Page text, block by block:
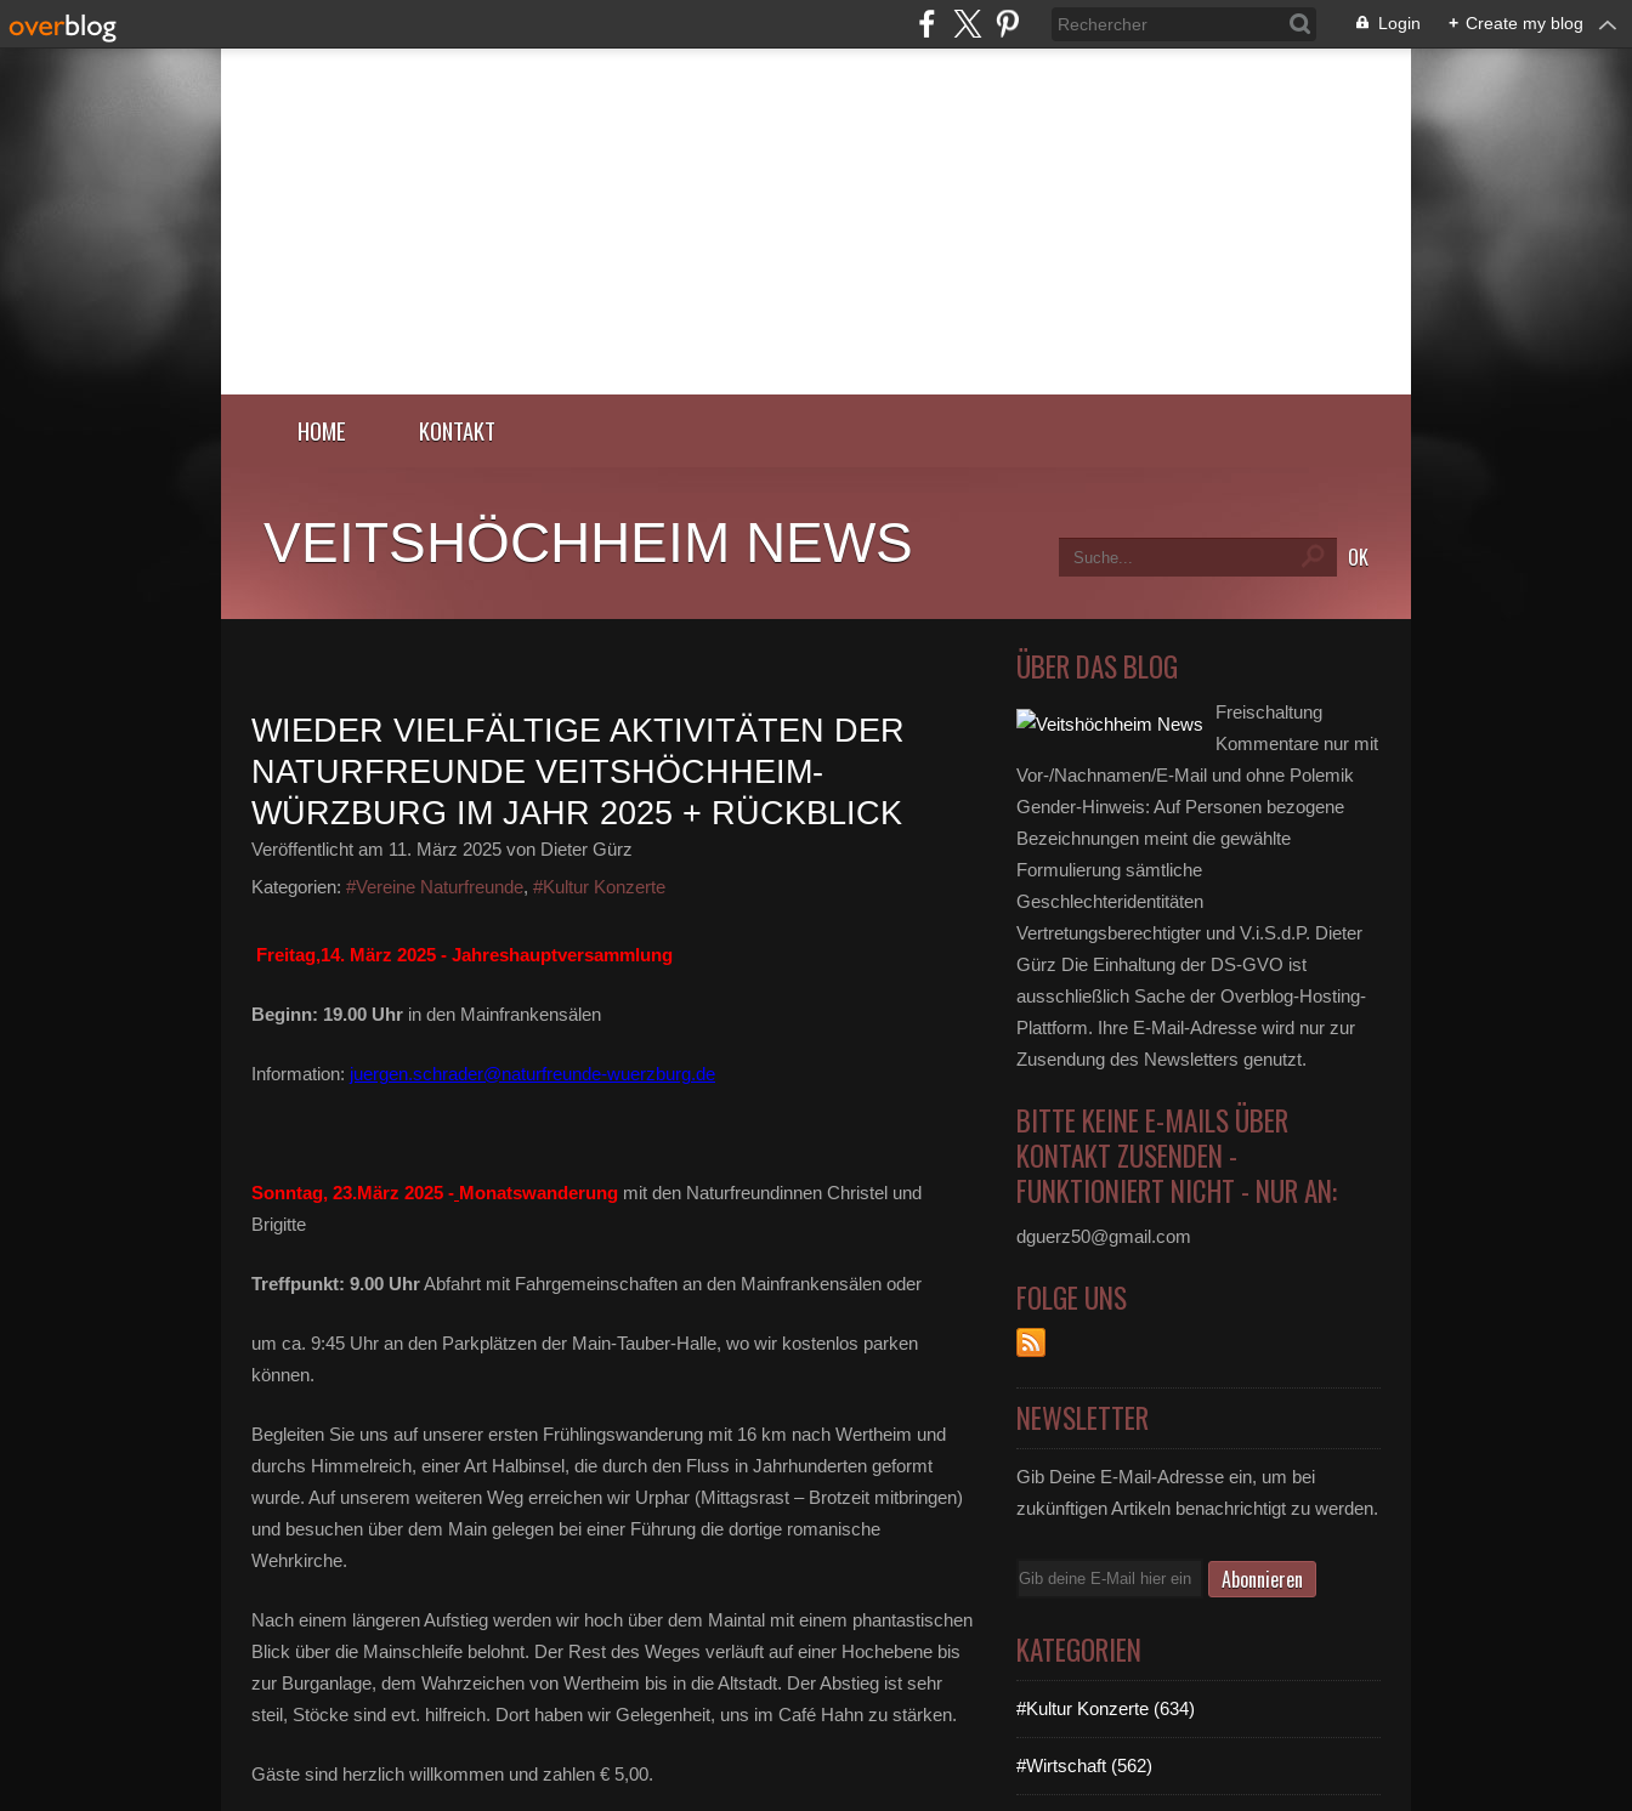
Login + Create my blog
HOME KONTAKT
VEITSHÖCHHEIM NEWS
WIEDER VIELFÄLTIGE AKTIVITÄTEN DER
NATURFREUNDE VEITSHÖCHHEIM-
WÜRZBURG IM JAHR 2025 + RÜCKBLICK
Veröffentlicht am 11. März 2025 von Dieter Gürz
Kategorien: #Vereine Naturfreunde, #Kultur Konzerte
Freitag,14. März 2025 - Jahreshauptversammlung
Beginn: 19.00 Uhr in den Mainfrankensälen
Information: juergen.schrader@naturfreunde-wuerzburg.de
Sonntag, 23.März 2025 - Monatswanderung mit den Naturfreundinnen Christel und
Brigitte
Treffpunkt: 9.00 UhrAbfahrt mit Fahrgemeinschaften an den Mainfrankensälen oder
um ca. 9:45 Uhr an den Parkplätzen der Main-Tauber-Halle, wo wir kostenlos parken
können.
Begleiten Sie uns auf unserer ersten Frühlingswanderung mit 16 km nach Wertheim und
durchs Himmelreich, einer Art Halbinsel, die durch den Fluss in Jahrhunderten geformt
wurde. Auf unserem weiteren Weg erreichen wir Urphar (Mittagsrast – Brotzeit mitbringen)
und besuchen über dem Main gelegen bei einer Führung die dortige romanische
Wehrkirche.
Nach einem längeren Aufstieg werden wir hoch über dem Maintal mit einem phantastischen
Blick über die Mainschleife belohnt. Der Rest des Weges verläuft auf einer Hochebene bis
zur Burganlage, dem Wahrzeichen von Wertheim bis in die Altstadt. Der Abstieg ist sehr
steil, Stöcke sind evt. hilfreich. Dort haben wir Gelegenheit, uns im Café Hahn zu stärken.
Gäste sind herzlich willkommen und zahlen € 5,00.
ÜBER DAS BLOG
Freischaltung
Kommentare nur mit
Vor-/Nachnamen/E-Mail und ohne Polemik
Gender-Hinweis: Auf Personen bezogene
Bezeichnungen meint die gewählte
Formulierung sämtliche
Geschlechteridentitäten
Vertretungsberechtigter und V.i.S.d.P. Dieter
Gürz Die Einhaltung der DS-GVO ist
ausschließlich Sache der Overblog-Hosting-
Plattform. Ihre E-Mail-Adresse wird nur zur
Zusendung des Newsletters genutzt.
BITTE KEINE E-MAILS ÜBER
KONTAKT ZUSENDEN -
FUNKTIONIERT NICHT - NUR AN:
dguerz50@gmail.com
FOLGE UNS
NEWSLETTER
Gib Deine E-Mail-Adresse ein, um bei
zukünftigen Artikeln benachrichtigt zu werden.
E-
KATEGORIEN
#Kultur Konzerte (634)
#Wirtschaft (562)